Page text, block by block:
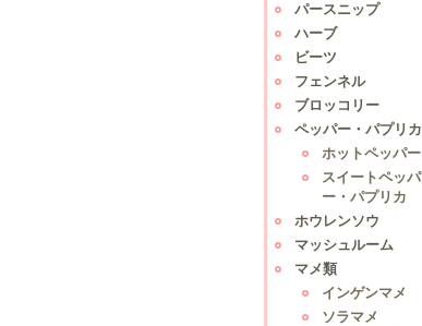
パースニップ
ハーブ
ビーツ
フェンネル
ブロッコリー
ペッパー・パプリカ
ホットペッパー
スイートペッパ
ー・パプリカ
ホウレンソウ
マッシュルーム
マメ類
インゲンマメ
ソラマメ